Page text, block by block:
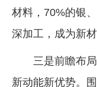
材料，70%的银
深加工，成为新
三是前瞻布
新动能新优势。